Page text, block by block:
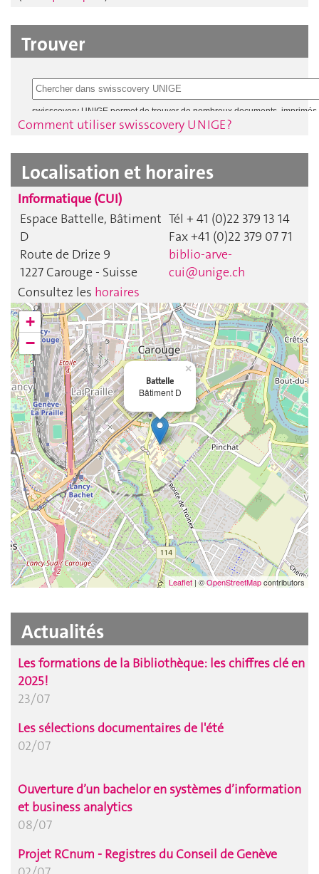
Trouver
Comment utiliser swisscovery UNIGE ?
Localisation et horaires
Informatique (CUI)
Espace Battelle, Bâtiment
D
Route de Drize 9
1227 Carouge - Suisse
Tél + 41 (0)22 379 13 14
Fax +41 (0)22 379 07 71
biblio-arve-
cui@unige.ch
Consultez les horaires
Battelle
Bâtiment D
×
+
−
Leaflet| ©OpenStreetMapcontributors
Actualités
Les formations de la Bibliothèque: les chiffres clé en
2025 !
23/07
Les sélections documentaires de l'été
02/07
Ouverture d’un bachelor en systèmes d’information
et business analytics
08/07
Projet RCnum - Registres du Conseil de Genève